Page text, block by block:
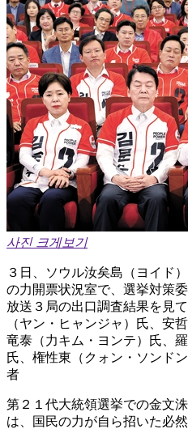
사진 크게보기
３日、ソウル汝矣島（ヨイド
の力開票状況室で、選挙対策
放送３局の出口調査結果を見
（ヤン・ヒャンジャ）氏、安
竜泰（力キム・ヨンテ）氏、
氏、権性東（クォン・ソンド
者
第２１代大統領選挙での金文
は、国民の力が自ら招いた必